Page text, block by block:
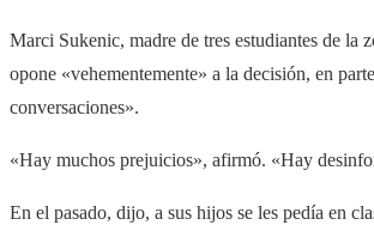
Marci Sukenic, madre de tres estudiantes de la
opone «vehementemente» a la decisión, en
conversaciones».
«Hay muchos prejuicios», afirmó. «Hay
En el pasado, dijo, a sus hijos se les pedía en